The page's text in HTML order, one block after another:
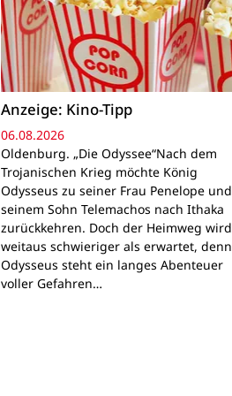
Anzeige: Kino-Tipp
06.08.2026
Oldenburg. „Die Odyssee“Nach dem
Trojanischen Krieg möchte König
Odysseus zu seiner Frau Penelope und
seinem Sohn Telemachos nach Ithaka
zurückkehren. Doch der Heimweg wird
weitaus schwieriger als erwartet, denn
Odysseus steht ein langes Abenteuer
voller Gefahren…